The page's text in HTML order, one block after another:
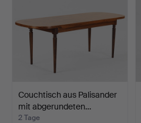
Couchtisch aus Palisander
mit abgerundeten…
2 Tage